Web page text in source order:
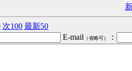
次100 最新50
E-mail （省略可） ：